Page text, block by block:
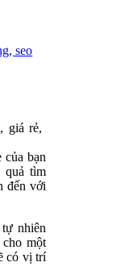
bạn
quả tìm
đến với
nhiên
một
có vị trí